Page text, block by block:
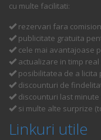
cu multe facilitati:
rezervari fara comision
publicitate gratuita
cele mai avantajoase
actualizare in timp
posibilitatea de a
discounturi de
discounturi last
si multe alte surprize
Linkuri utile